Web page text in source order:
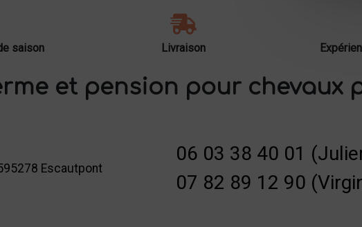
saison Livraison
et pension pour chevaux
Escautpont
06 03 38 40 01
07 82 89 12 90